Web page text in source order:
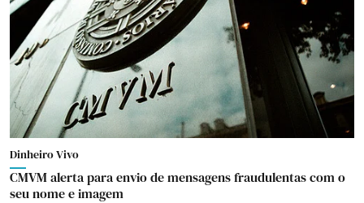
Dinheiro Vivo
CMVM alerta para envio de mensagens fraudulentas com o
seu nome e imagem